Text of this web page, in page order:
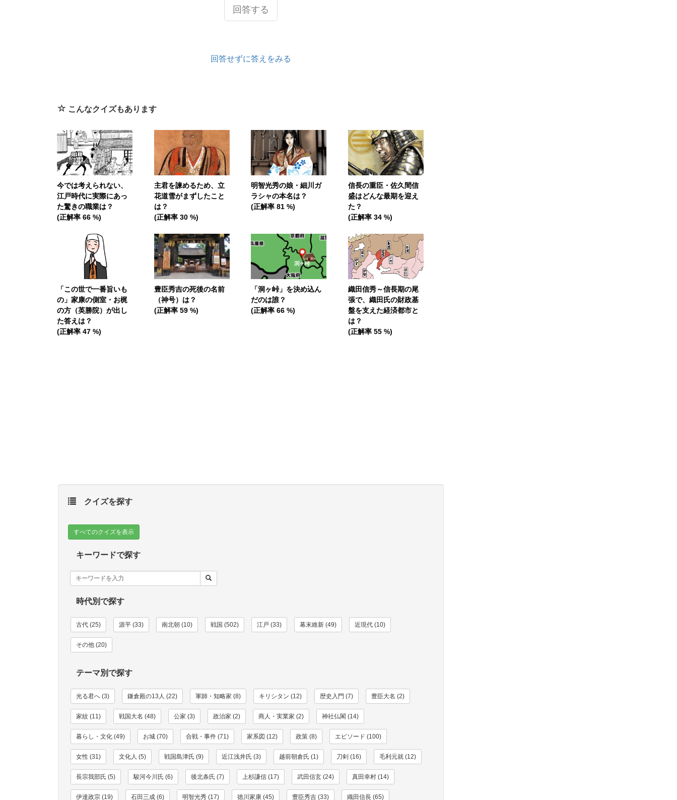
回答する
回答せずに答えをみる
こんなクイズもあります
今では考えられない、
江戸時代に実際にあっ
た驚きの職業は？
(正解率 66 %)
主君を諫めるため、立
花道雪がまずしたこと
は？
(正解率 30 %)
明智光秀の娘・細川ガ
ラシャの本名は？
(正解率 81 %)
信長の重臣・佐久間信
盛はどんな最期を迎え
た？
(正解率 34 %)
「この世で一番旨いも
の」家康の側室・お梶
の方（英勝院）が出し
た答えは？
(正解率 47 %)
豊臣秀吉の死後の名前
（神号）は？
(正解率 59 %)
「洞ヶ峠」を決め込ん
だのは誰？
(正解率 66 %)
織田信秀～信長期の尾
張で、織田氏の財政基
盤を支えた経済都市と
は？
(正解率 55 %)
クイズを探す
すべてのクイズを表示
キーワードで探す
時代別で探す
古代 (25) 源平 (33) 南北朝 (10) 戦国 (502) 江戸 (33) 幕末維新 (49) 近現代 (10)
その他 (20)
テーマ別で探す
光る君へ (3) 鎌倉殿の13人 (22) 軍師・知略家 (8) キリシタン (12) 歴史入門 (7) 豊臣大名 (2)
家紋 (11) 戦国大名 (48) 公家 (3) 政治家 (2) 商人・実業家 (2) 神社仏閣 (14)
暮らし・文化 (49) お城 (70) 合戦・事件 (71) 家系図 (12) 政策 (8) エピソード (100)
女性 (31) 文化人 (5) 戦国島津氏 (9) 近江浅井氏 (3) 越前朝倉氏 (1) 刀剣 (16) 毛利元就 (12)
長宗我部氏 (5) 駿河今川氏 (6) 後北条氏 (7) 上杉謙信 (17) 武田信玄 (24) 真田幸村 (14)
伊達政宗 (19) 石田三成 (6) 明智光秀 (17) 徳川家康 (45) 豊臣秀吉 (33) 織田信長 (65)